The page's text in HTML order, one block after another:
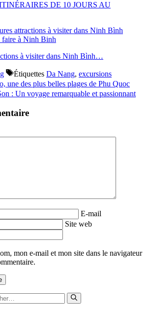
DE 10 JOURS AU
à visiter dans Ninh Bình…
Étiquettes Da Nang, excursions
une des plus belles plages de Phu Quoc
: Un voyage remarquable et passionnant
E-mail
Site web
mon e-mail et mon site dans le navigateur